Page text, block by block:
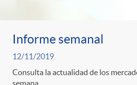
Informe semanal
12/11/2019
Consulta la actualidad de los
semana.